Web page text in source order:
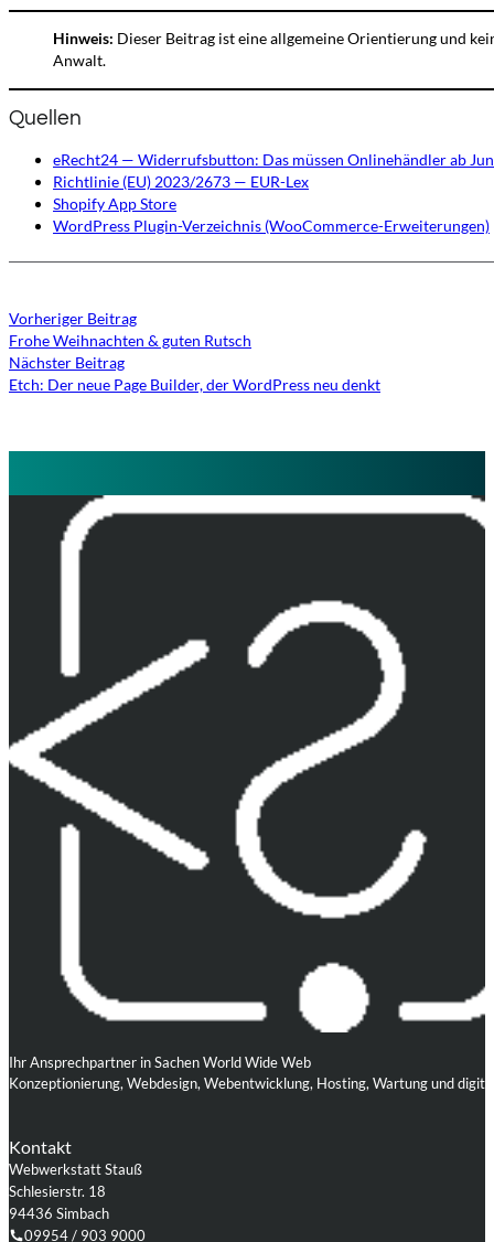
Hinweis: Dieser Beitrag ist eine allgemeine Orientierung und
Anwalt.
Quellen
eRecht24 — Widerrufsbutton: Das müssen Onlinehändler ab
Richtlinie (EU) 2023/2673 — EUR-Lex
Shopify App Store
WordPress Plugin-Verzeichnis (WooCommerce-Erweiterungen)
Vorheriger Beitrag
Frohe Weihnachten & guten Rutsch
Nächster Beitrag
Etch: Der neue Page Builder, der WordPress neu denkt
Ihr Ansprechpartner in Sachen World Wide Web
Konzeptionierung, Webdesign, Webentwicklung, Hosting, Wartung und
Kontakt
Webwerkstatt Stauß
Schlesierstr. 18
94436 Simbach
09954 / 903 9000